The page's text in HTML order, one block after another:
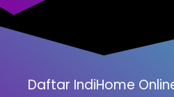
Daftar IndiHome